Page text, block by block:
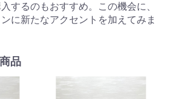
するのもおすすめ。この機会に、
に新たなアクセントを加えてみま
品